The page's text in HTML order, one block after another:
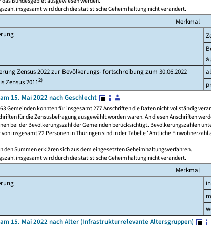
insgesamt wird durch die statistische Geheimhaltung nicht verändert.
Merkmal
Zensus 2022 zur Bevölkerungs- fortschreibung zum 30.06.2022
Zensus 20112)
15. Mai 2022 nach Geschlecht
Gemeinden konnten für insgesamt 277 Anschriften die Daten nicht vollständig
für die Zensusbefragung ausgewählt worden waren. An diesen Anschriften
bei der Bevölkerungszahl der Gemeinden berücksichtigt. Bevölkerungszahlen
insgesamt 22 Personen in Thüringen sind in der Tabelle "Amtliche
den Summen erklären sich aus dem eingesetzten Geheimhaltungsverfahren.
insgesamt wird durch die statistische Geheimhaltung nicht verändert.
Merkmal
15. Mai 2022 nach Alter (Infrastrukturrelevante Altersgruppen)